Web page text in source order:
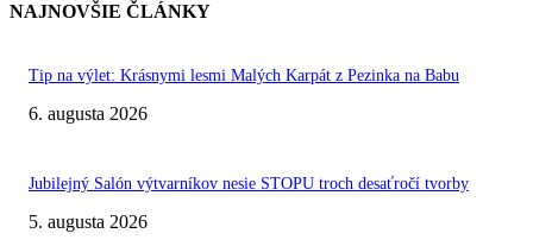
NAJNOVŠIE ČLÁNKY
Tip na výlet: Krásnymi lesmi Malých Karpát z Pezinka na Babu
6. augusta 2026
Jubilejný Salón výtvarníkov nesie STOPU troch desaťročí tvorby
5. augusta 2026